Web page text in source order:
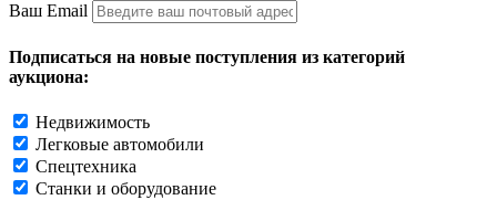
Ваш Email
Подписаться на новые поступления из категорий
аукциона:
Недвижимость
Легковые автомобили
Спецтехника
Станки и оборудование